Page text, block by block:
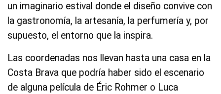
un imaginario estival donde el diseño convive con
la gastronomía, la artesanía, la perfumería y, por
supuesto, el entorno que la inspira.
Las coordenadas nos llevan hasta una casa en la
Costa Brava que podría haber sido el escenario
de alguna película de Éric Rohmer o Luca